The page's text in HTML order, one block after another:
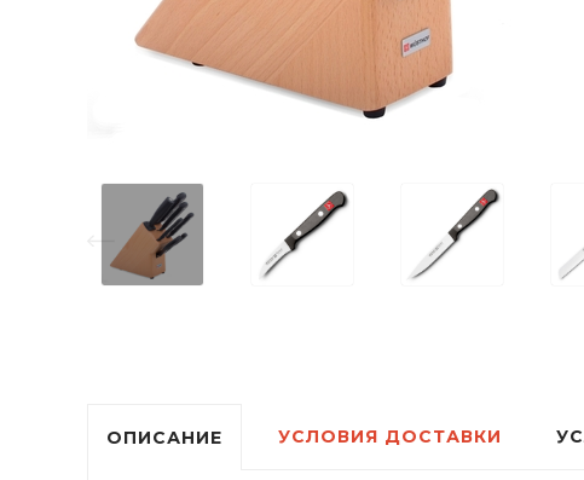
ОПИСАНИЕ УСЛОВИЯ ДОСТАВКИ